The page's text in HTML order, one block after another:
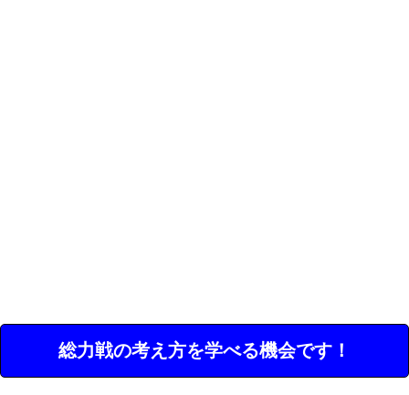
総力戦の考え方を学べる機会です！